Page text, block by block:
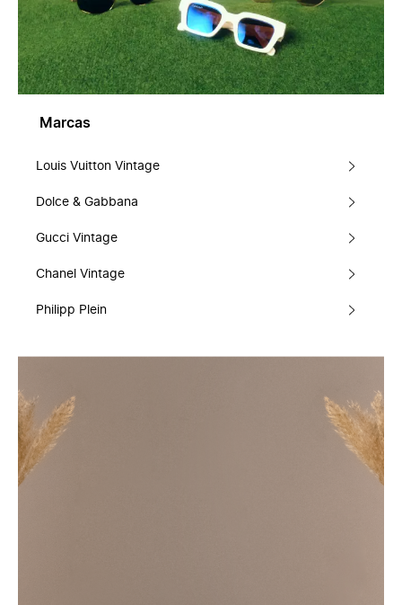
Marcas
Louis Vuitton Vintage
Dolce & Gabbana
Gucci Vintage
Chanel Vintage
Philipp Plein